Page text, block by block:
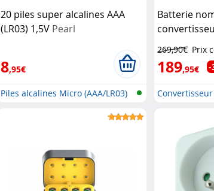
20 piles super alcalines AAA
(LR03) 1,5V Pearl
8,95€
Piles alcalines Micro (AAA/LR03)
Batterie
155 Wh
269,90€ Prix
189,95€ -